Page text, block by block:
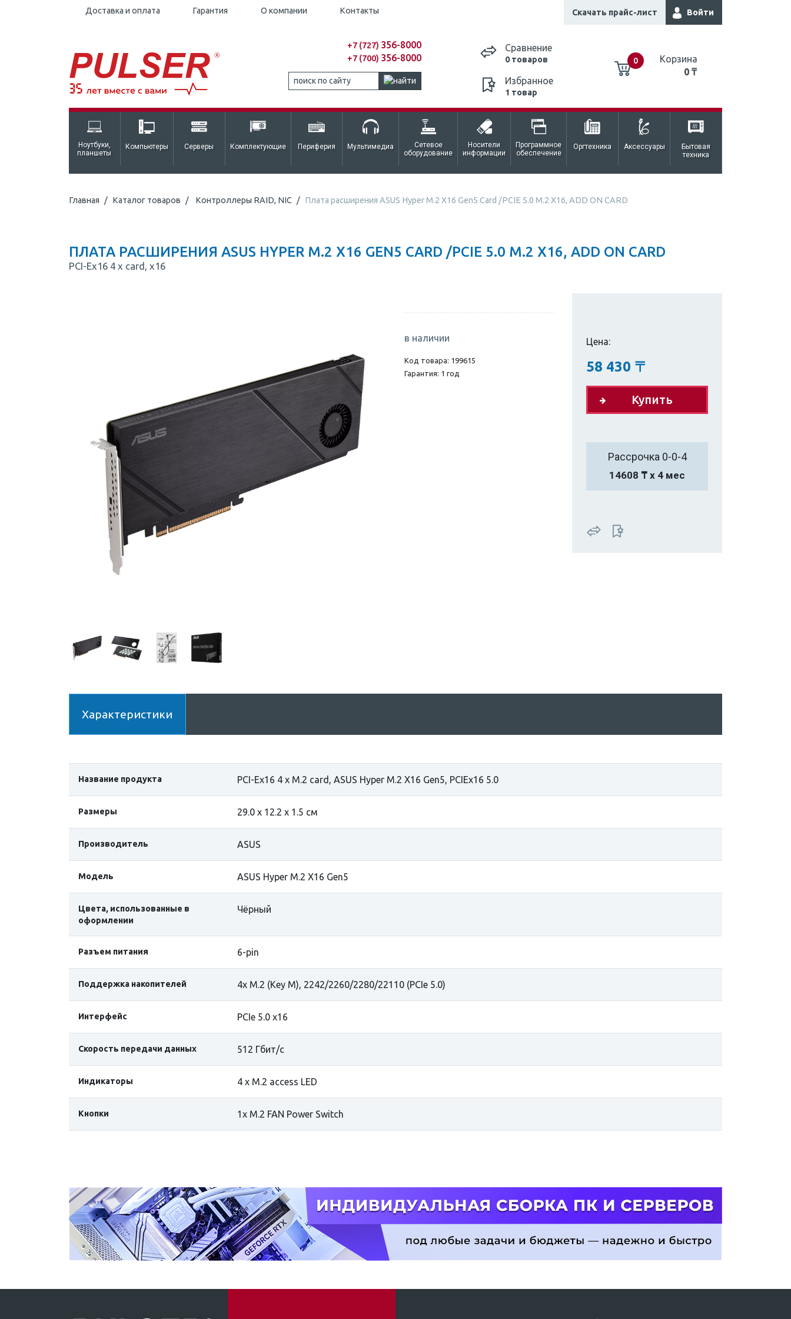
Доставка и оплата Гарантия О компании Контакты Скачать прайс-лист Войти
+7 (727) 356-8000
+7 (700) 356-8000
Сравнение
0 товаров
Избранное
1 товар
0
Корзина
0 ₸
0 ₸
Ноутбуки,
планшеты
Компьютеры Серверы Комплектующие Периферия Мультимедиа
Сетевое
оборудование
Носители
информации
Программное
обеспечение
Оргтехника Аксессуары
Бытовая
техника
Главная Каталог товаров Контроллеры RAID, NIC Плата расширения ASUS Hyper M.2 X16 Gen5 Card /PCIE 5.0 M.2 X16, ADD ON CARD
ПЛАТА РАСШИРЕНИЯ ASUS HYPER M.2 X16 GEN5 CARD /PCIE 5.0 M.2 X16, ADD ON CARD
PCI-Ex16 4 x card, x16
в наличии
Код товара: 199615
Гарантия: 1 год
Цена:
58 430 〒
Купить
Рассрочка 0-0-4
14608 ₸ х 4 мес
Характеристики
Название продукта PCI-Ex16 4 x M.2 card, ASUS Hyper M.2 X16 Gen5, PCIEx16 5.0
Размеры 29.0 х 12.2 х 1.5 см
Производитель ASUS
Модель ASUS Hyper M.2 X16 Gen5
Цвета, использованные в
оформлении
Чёрный
Разъем питания 6-pin
Поддержка накопителей 4x M.2 (Key M), 2242/2260/2280/22110 (PCIe 5.0)
Интерфейс PCIe 5.0 x16
Скорость передачи данных 512 Гбит/с
Индикаторы 4 x M.2 access LED
Кнопки 1x M.2 FAN Power Switch